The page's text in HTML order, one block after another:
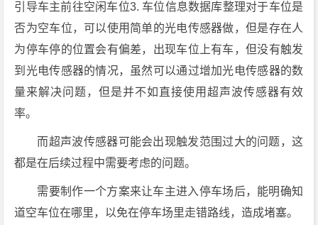
引导车主前往空闲车位3. 车位信息数据库整理对于车位是
否为空车位，可以使用简单的光电传感器做，但是存在人
为停车停的位置会有偏差，出现车位上有车，但没有触发
到光电传感器的情况，虽然可以通过增加光电传感器的数
量来解决问题，但是并不如直接使用超声波传感器有效
率。
而超声波传感器可能会出现触发范围过大的问题，这
都是在后续过程中需要考虑的问题。
需要制作一个方案来让车主进入停车场后，能明确知
道空车位在哪里，以免在停车场里走错路线，造成堵塞。